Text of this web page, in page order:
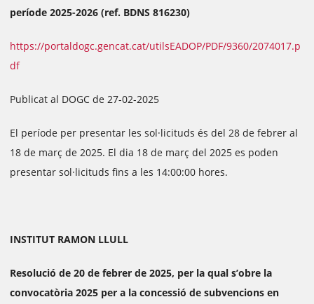
període 2025-2026 (ref. BDNS 816230)
https://portaldogc.gencat.cat/utilsEADOP/PDF/9360/2074017.p
df
Publicat al DOGC de 27-02-2025
El període per presentar les sol·licituds és del 28 de febrer al
18 de març de 2025. El dia 18 de març del 2025 es poden
presentar sol·licituds fins a les 14:00:00 hores.
INSTITUT RAMON LLULL
Resolució de 20 de febrer de 2025, per la qual s’obre la
convocatòria 2025 per a la concessió de subvencions en